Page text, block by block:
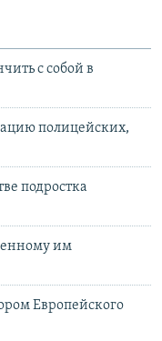
с собой в
полицейских,
подростка
им
Европейского